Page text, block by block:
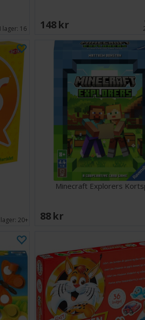
I lager: 16 148 SEK
lager:20+
Minecraft Explorers
88 SEK